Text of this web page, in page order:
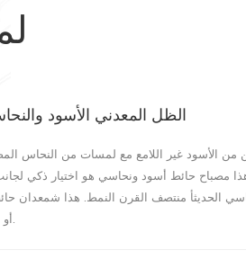
الظل المعدني الأسود
الأسود غير اللامع مع لمسات من النحاس
مصباح حائط أسود ونحاسي هو اختيار ذكي
الحديثأ منتصف القرن النمط. هذا شمعدان
إجراؤه إما في hardwired أو المكون الإضافي.